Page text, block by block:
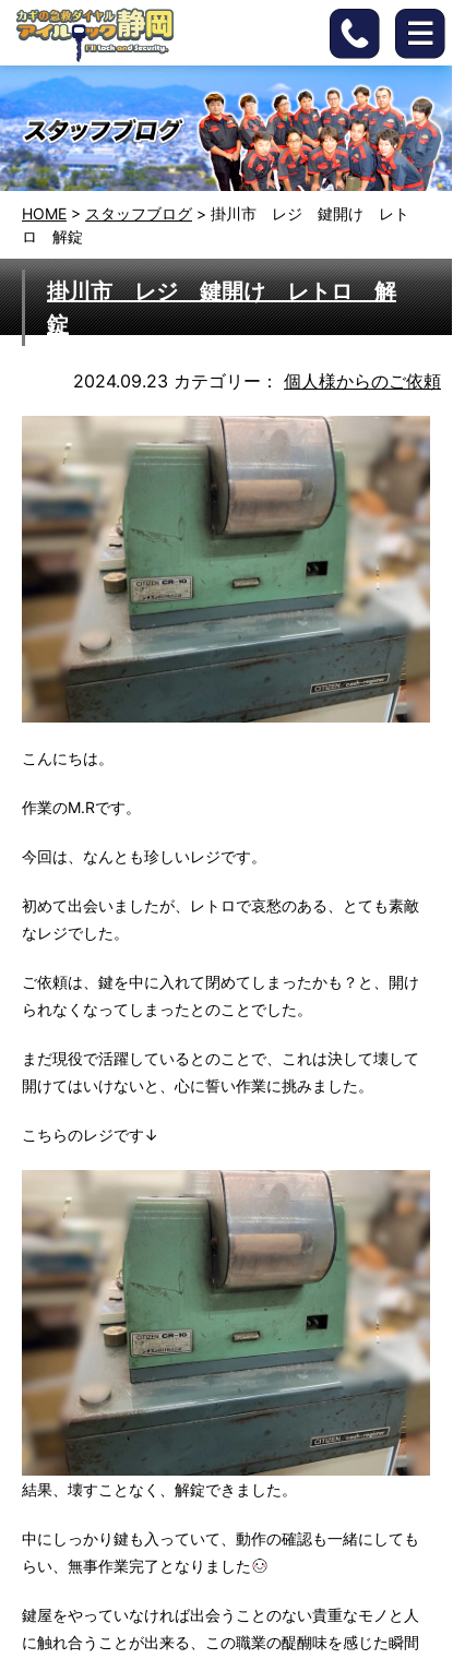
HOME > スタッフブログ > 掛川市 レジ 鍵開け レト
ロ 解錠
掛川市 レジ 鍵開け レトロ 解
錠
2024.09.23 カテゴリー： 個人様からのご依頼
こんにちは。
作業のM.Rです。
今回は、なんとも珍しいレジです。
初めて出会いましたが、レトロで哀愁のある、とても素敵
なレジでした。
ご依頼は、鍵を中に入れて閉めてしまったかも？と、開け
られなくなってしまったとのことでした。
まだ現役で活躍しているとのことで、これは決して壊して
開けてはいけないと、心に誓い作業に挑みました。
こちらのレジです↓
結果、壊すことなく、解錠できました。
中にしっかり鍵も入っていて、動作の確認も一緒にしても
らい、無事作業完了となりました
鍵屋をやっていなければ出会うことのない貴重なモノと人
に触れ合うことが出来る、この職業の醍醐味を感じた瞬間